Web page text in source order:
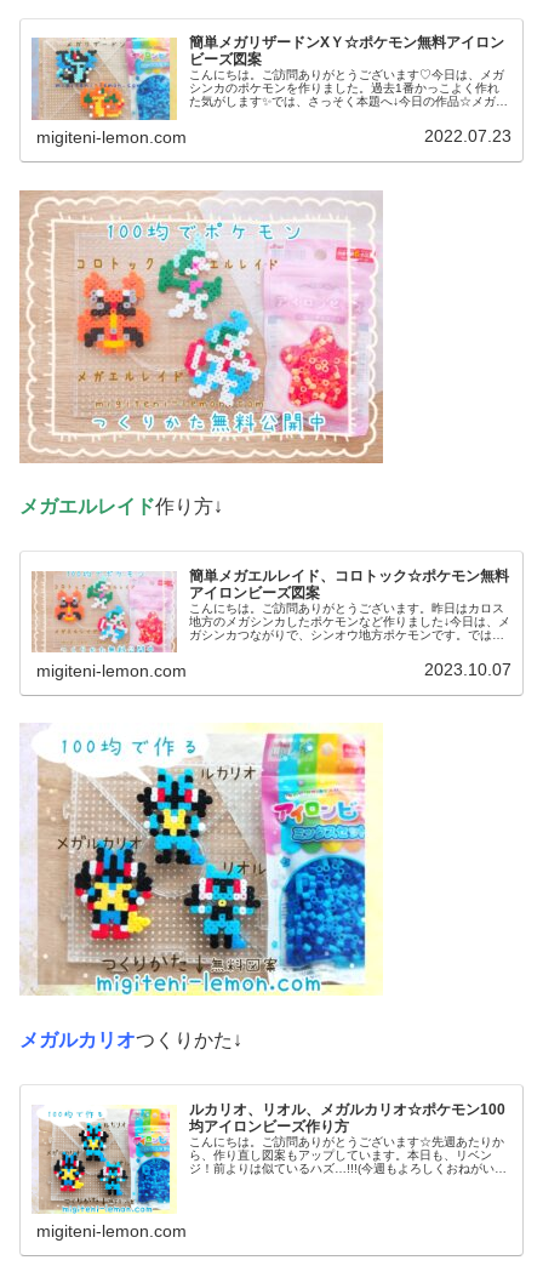
簡単メガリザードンXＹ☆ポケモン無料アイロン
ビーズ図案
こんにちは。ご訪問ありがとうございます♡今日は、メガ
シンカのポケモンを作りました。過去1番かっこよく作れ
た気がします✨では、さっそく本題へ↓今日の作品☆メガリ
migiteni-lemon.com 2022.07.23
メガエルレイド作り方↓
簡単メガエルレイド、コロトック☆ポケモン無料
アイロンビーズ図案
こんにちは。ご訪問ありがとうございます。昨日はカロス
地方のメガシンカしたポケモンなど作りました↓今日は、メ
ガシンカつながりで、シンオウ地方ポケモンです。では、
migiteni-lemon.com 2023.10.07
メガルカリオつくりかた↓
ルカリオ、リオル、メガルカリオ☆ポケモン100
均アイロンビーズ作り方
こんにちは。ご訪問ありがとうございます☆先週あたりか
ら、作り直し図案もアップしています。本日も、リベン
ジ！前よりは似ているハズ…!!!(今週もよろしくおねがいし
migiteni-lemon.com